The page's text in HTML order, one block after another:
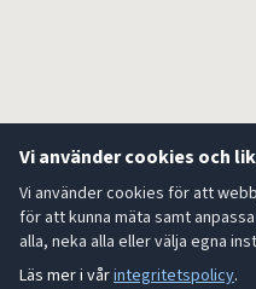
Vi använder cookies och
Vi använder cookies för att
för att kunna mäta samt
alla, neka alla eller välja egna
Läs mer i vårintegritetspolicy.